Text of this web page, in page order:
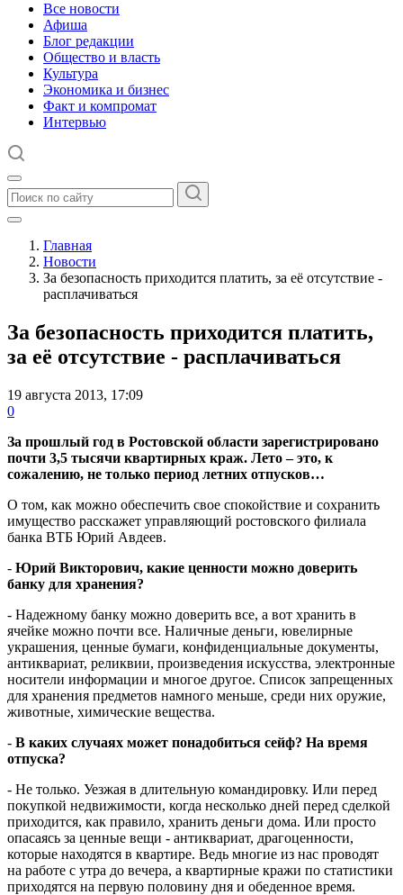
Все новости
Афиша
Блог редакции
Общество и власть
Культура
Экономика и бизнес
Факт и компромат
Интервью
Главная
Новости
За безопасность приходится платить, за её отсутствие -
расплачиваться
За безопасность приходится платить,
за её отсутствие - расплачиваться
19 августа 2013, 17:09
0
За прошлый год в Ростовской области зарегистрировано
почти 3,5 тысячи квартирных краж. Лето – это, к
сожалению, не только период летних отпусков…
О том, как можно обеспечить свое спокойствие и сохранить
имущество расскажет управляющий ростовского филиала
банка ВТБ Юрий Авдеев.
- Юрий Викторович, какие ценности можно доверить
банку для хранения?
- Надежному банку можно доверить все, а вот хранить в
ячейке можно почти все. Наличные деньги, ювелирные
украшения, ценные бумаги, конфиденциальные документы,
антиквариат, реликвии, произведения искусства, электронные
носители информации и многое другое. Список запрещенных
для хранения предметов намного меньше, среди них оружие,
животные, химические вещества.
- В каких случаях может понадобиться сейф? На время
отпуска?
- Не только. Уезжая в длительную командировку. Или перед
покупкой недвижимости, когда несколько дней перед сделкой
приходится, как правило, хранить деньги дома. Или просто
опасаясь за ценные вещи - антиквариат, драгоценности,
которые находятся в квартире. Ведь многие из нас проводят
на работе с утра до вечера, а квартирные кражи по статистики
приходятся на первую половину дня и обеденное время.